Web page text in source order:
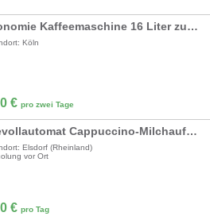
Gastronomie Kaffeemaschine 16 Liter zu vermieten
Köln
€ pro zwei Tage
Kaffeevollautomat Cappuccino-Milchaufschäumdüse Espresso-Direktwahltasten 2-Tassen-Funktion 1,8l
Elsdorf (Rheinland)
vor Ort
€ pro Tag